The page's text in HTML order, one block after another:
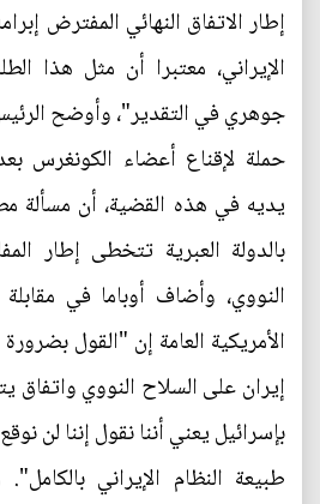
إطار الاتفاق النهائي المفترض
الإيراني، معتبرا أن مثل هذا
جوهري في التقدير"، وأوضح
حملة لإقناع أعضاء الكونغرس
يديه في هذه القضية، أن مسألة
بالدولة العبرية تتخطى إطار
النووي، وأضاف أوباما في
الأمريكية العامة إن "القول
إيران على السلاح النووي واتفاق
بإسرائيل يعني أننا نقول إننا لن
طبيعة النظام الإيراني